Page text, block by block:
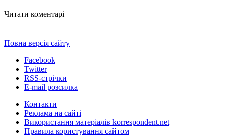
Читати коментарі
Повна версія сайту
Facebook
Twitter
RSS-стрічки
E-mail розсилка
Контакти
Реклама на сайті
Використання матеріалів korrespondent.net
Правила користування сайтом